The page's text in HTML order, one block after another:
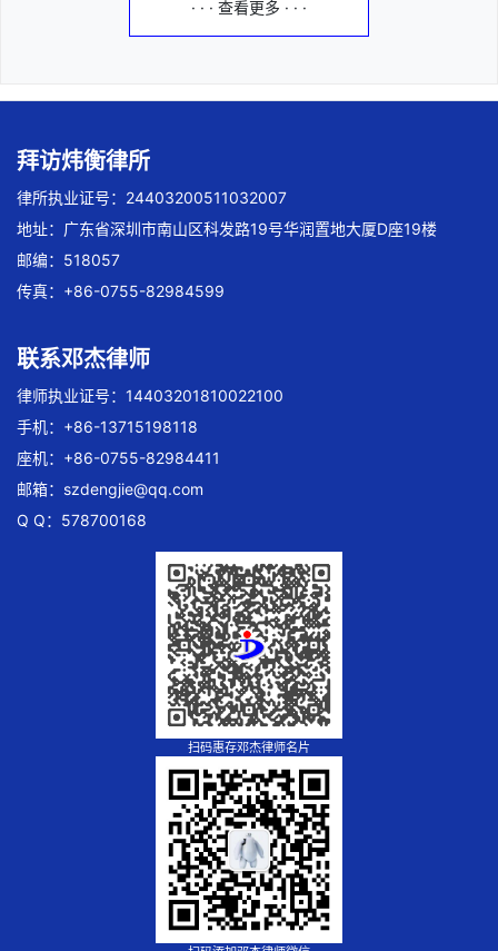
· · · 查看更多 · · ·
拜访炜衡律所
律所执业证号：24403200511032007
地址：广东省深圳市南山区科发路19号华润置地大厦D座19楼
邮编：518057
传真：+86-0755-82984599
联系邓杰律师
律师执业证号：14403201810022100
手机：+86-13715198118
座机：+86-0755-82984411
邮箱： szdengjie@qq.com
Q Q：578700168
扫码惠存邓杰律师名片